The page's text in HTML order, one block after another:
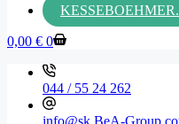
0,00 € 0
044 / 55 24 262
info@sk.BeA-